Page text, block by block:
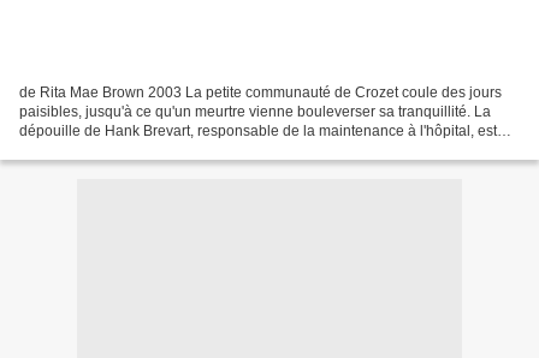
de Rita Mae Brown 2003 La petite communauté de Crozet coule des jours
paisibles, jusqu'à ce qu'un meurtre vienne bouleverser sa tranquillité. La
dépouille de Hank Brevart, responsable de la maintenance à l'hôpital, est